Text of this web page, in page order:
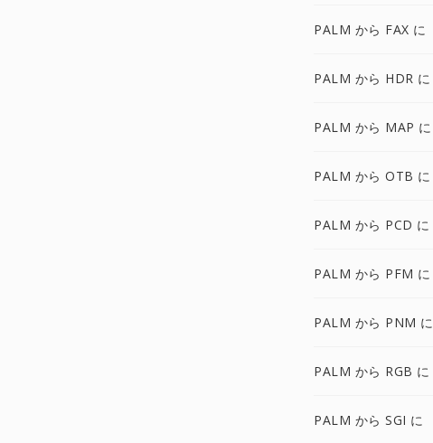
PALM から FAX に
PALM から HDR に
PALM から MAP に
PALM から OTB に
PALM から PCD に
PALM から PFM に
PALM から PNM に
PALM から RGB に
PALM から SGI に